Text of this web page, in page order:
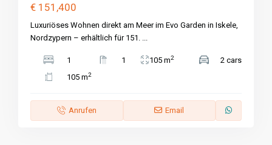
€ 151,400
Luxuriöses Wohnen direkt am Meer im Evo Garden in Iskele,
Nordzypern – erhältlich für 151.
1 1 105 m2
2 cars
105 m2
Anrufen Email